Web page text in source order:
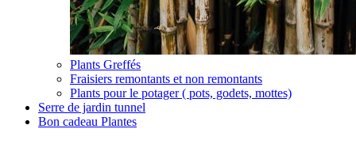
Plants Greffés
Fraisiers remontants et non remontants
Plants pour le potager ( pots, godets, mottes)
Serre de jardin tunnel
Bon cadeau Plantes